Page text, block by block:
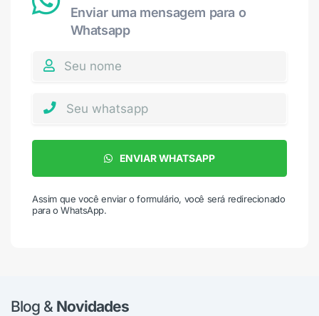
Enviar uma mensagem para o
Whatsapp
ENVIAR WHATSAPP
Assim que você enviar o formulário, você será redirecionado
para o WhatsApp.
Blog & Novidades